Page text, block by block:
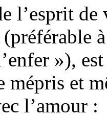
l’esprit de
»),
mépris et
l’amour :